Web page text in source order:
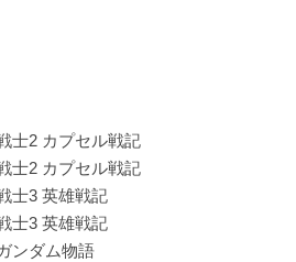
士2 カプセル戦記
士2 カプセル戦記
士3 英雄戦記
士3 英雄戦記
ンダム物語